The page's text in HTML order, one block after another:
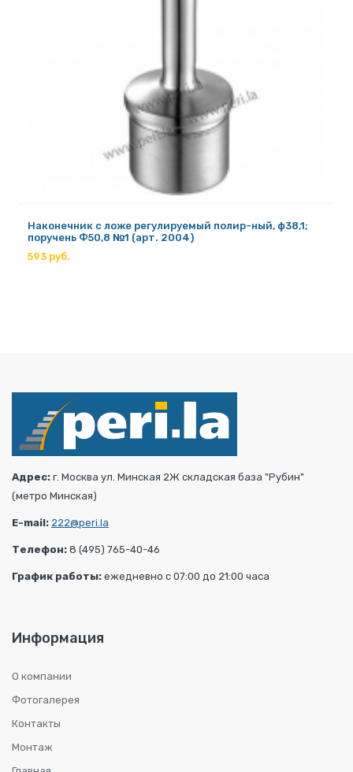
Наконечник с ложе регулируемый полир-ный, ф38,1;
поручень Ф50,8 №1 (арт. 2004)
593 руб.
Адрес: г. Москва ул. Минская 2Ж складская база "Рубин"
(метро Минская)
E-mail: 222@peri.la
Телефон: 8 (495) 765-40-46
График работы: ежедневно с 07:00 до 21:00 часа
Информация
О компании
Фотогалерея
Контакты
Монтаж